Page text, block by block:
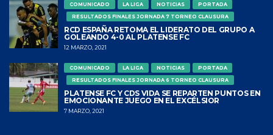
COMUNICADO LA LIGA NOTICIAS
PORTADA
RESULTADOS FINALES JORNADA 7 TORNEO CLAUSURA
RCD ESPAÑA RETOMA EL LIDERATO DEL GRUPO A
GOLEANDO 4-0 AL PLATENSE FC
12 MARZO, 2021
COMUNICADO LA LIGA NOTICIAS
PORTADA
RESULTADOS FINALES JORNADA 6 TORNEO CLAUSURA
PLATENSE FC Y CDS VIDA SE REPARTEN PUNTOS EN
EMOCIONANTE JUEGO EN EL EXCÉLSIOR
7 MARZO, 2021